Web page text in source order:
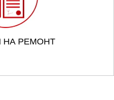
НА РЕМОНТ